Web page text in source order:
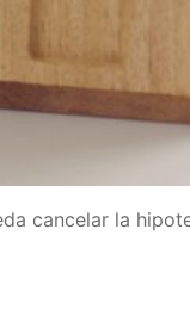
cancelar la